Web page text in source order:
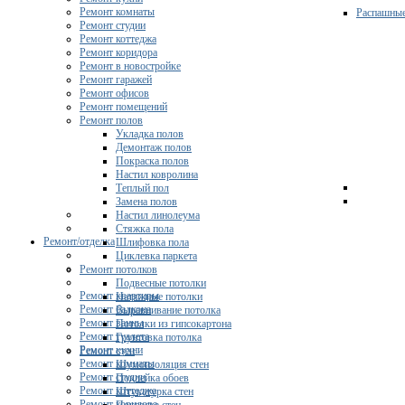
Ремонт/отделка
Ремонт квартиры
Ремонт балкона
Ремонт ванны
Ремонт туалета
Ремонт кухни
Ремонт комнаты
Ремонт студии
Ремонт коттеджа
Ремонт комнаты
Ремонт студии
Ремонт коттеджа
Ремонт коридора
Ремонт в новостройке
Ремонт гаражей
Ремонт офисов
Ремонт помещений
Ремонт полов
Укладка полов
Демонтаж полов
Покраска полов
Настил ковролина
Теплый пол
Замена полов
Настил линолеума
Стяжка пола
Шлифовка пола
Циклевка паркета
Ремонт потолков
Подвесные потолки
Натяжные потолки
Выравнивание потолка
Потолки из гипсокартона
Грунтовка потолка
Ремонт стен
Шумоизоляция стен
Поклейка обоев
Штукатурка стен